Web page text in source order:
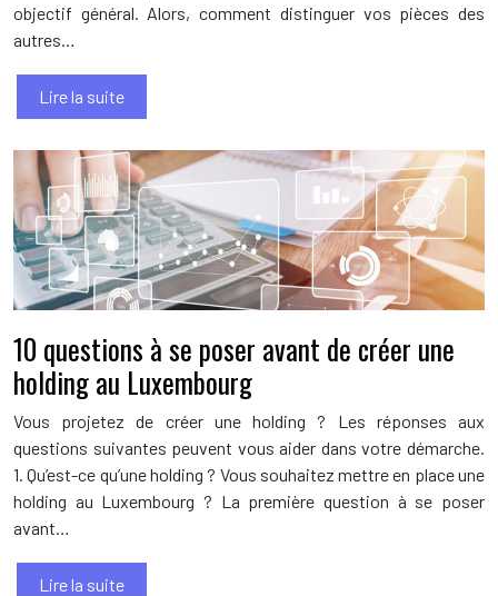
objectif général. Alors, comment distinguer vos pièces des
autres…
Lire la suite
10 questions à se poser avant de créer une
holding au Luxembourg
Vous projetez de créer une holding ? Les réponses aux
questions suivantes peuvent vous aider dans votre démarche.
1. Qu’est-ce qu’une holding ? Vous souhaitez mettre en place une
holding au Luxembourg ? La première question à se poser
avant…
Lire la suite